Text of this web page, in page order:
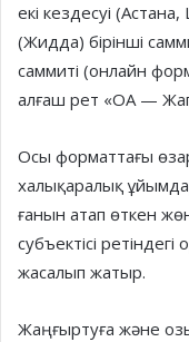
екі кездесуі
(Жидда) бірінші
саммиті (онлайн
алғаш рет «ОА —
Осы форматтағы
халықаралық
ғанын атап өткен
субъектісі
жасалып жатыр.
Жаңғыртуға және